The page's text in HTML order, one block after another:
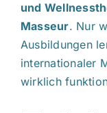
und
Masseur. Nur
Ausbildungen
internationaler
wirklich